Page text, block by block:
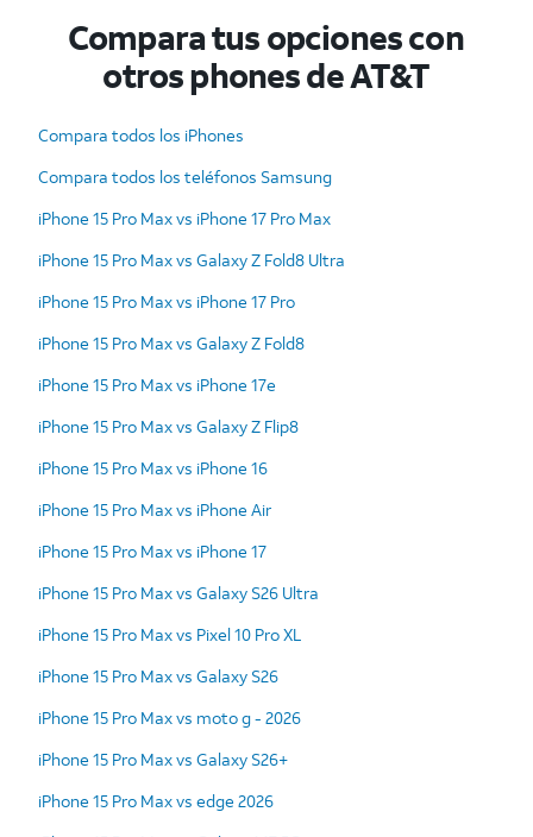
Compara tus opciones con
otros phones de AT&T
Compara todos los iPhones
Compara todos los teléfonos Samsung
iPhone 15 Pro Max vs iPhone 17 Pro Max
iPhone 15 Pro Max vs Galaxy Z Fold8 Ultra
iPhone 15 Pro Max vs iPhone 17 Pro
iPhone 15 Pro Max vs Galaxy Z Fold8
iPhone 15 Pro Max vs iPhone 17e
iPhone 15 Pro Max vs Galaxy Z Flip8
iPhone 15 Pro Max vs iPhone 16
iPhone 15 Pro Max vs iPhone Air
iPhone 15 Pro Max vs iPhone 17
iPhone 15 Pro Max vs Galaxy S26 Ultra
iPhone 15 Pro Max vs Pixel 10 Pro XL
iPhone 15 Pro Max vs Galaxy S26
iPhone 15 Pro Max vs moto g - 2026
iPhone 15 Pro Max vs Galaxy S26+
iPhone 15 Pro Max vs edge 2026